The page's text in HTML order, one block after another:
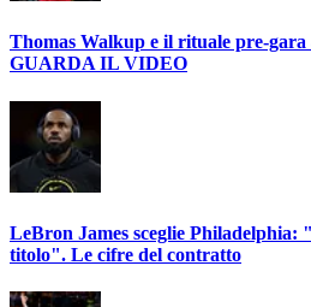
Thomas Walkup e il rituale pre-
GUARDA IL VIDEO
LeBron James sceglie Philadelphia:
titolo". Le cifre del contratto